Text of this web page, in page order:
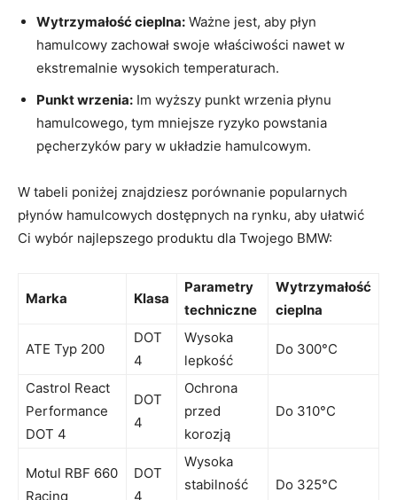
Wytrzymałość ⁢cieplna: Ważne‍ jest, aby płyn
hamulcowy zachował‌ swoje właściwości nawet w
ekstremalnie wysokich temperaturach.
Punkt wrzenia: Im wyższy punkt ‌wrzenia płynu
hamulcowego, tym⁣ mniejsze ryzyko powstania
pęcherzyków⁣ pary w układzie hamulcowym.
W tabeli poniżej znajdziesz porównanie popularnych
płynów ‍hamulcowych dostępnych⁣ na rynku, aby ułatwić
Ci wybór najlepszego⁣ produktu dla ⁤Twojego BMW:
Marka Klasa
Parametry
techniczne
Wytrzymałość
cieplna
ATE Typ 200
DOT
4
Wysoka
lepkość
Do 300°C
Castrol React
‍Performance
DOT 4
DOT
4
Ochrona
przed
korozją
Do 310°C
Motul RBF 660
Racing
DOT
4
Wysoka
stabilność​
Do 325°C